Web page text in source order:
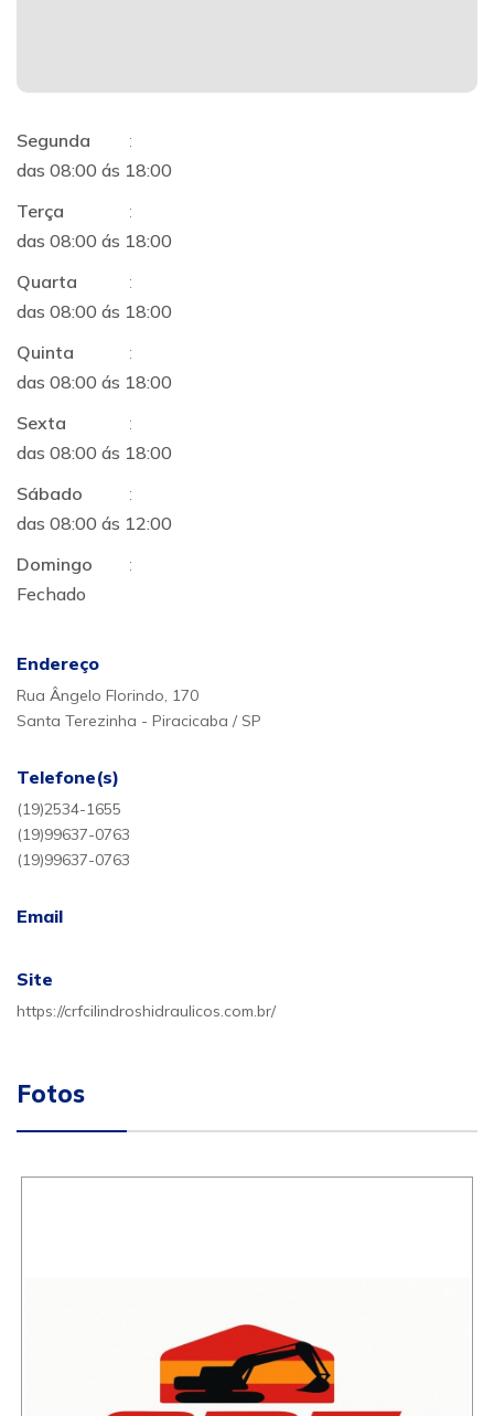
Segunda
:
das 08:00 ás 18:00
Terça
:
das 08:00 ás 18:00
Quarta
:
das 08:00 ás 18:00
Quinta
:
das 08:00 ás 18:00
Sexta
:
das 08:00 ás 18:00
Sábado
:
das 08:00 ás 12:00
Domingo
:
Fechado
Endereço
Rua Ângelo Florindo, 170
Santa Terezinha - Piracicaba / SP
Telefone(s)
(19)2534-1655
(19)99637-0763
(19)99637-0763
Email
Site
https://crfcilindroshidraulicos.com.br/
Fotos